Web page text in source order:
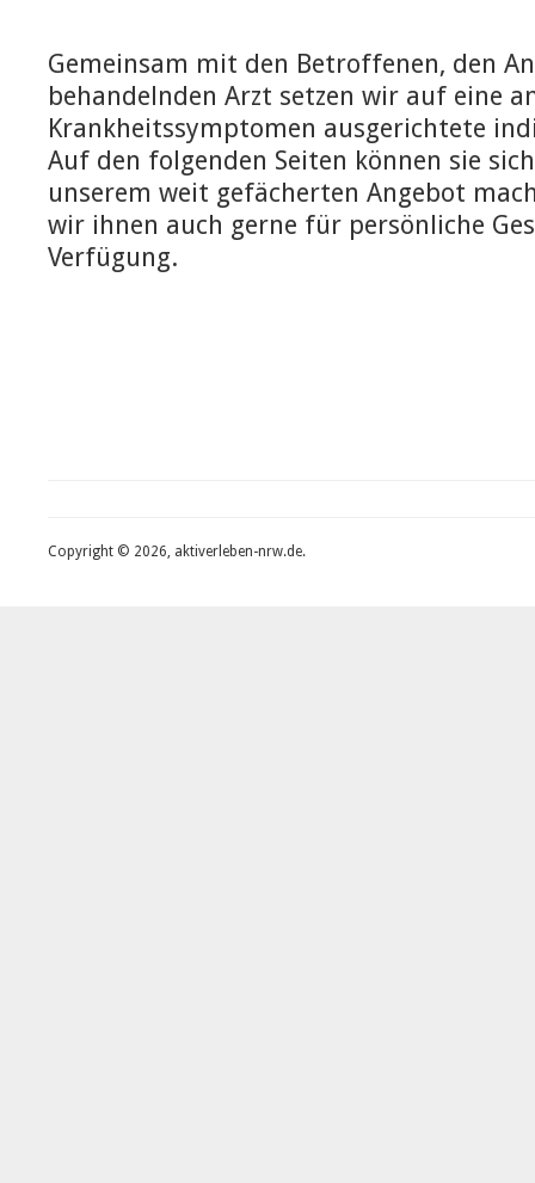
Gemeinsam mit den Betroffenen, den
behandelnden Arzt setzen wir auf eine
Krankheitssymptomen ausgerichtete
Auf den folgenden Seiten können sie
unserem weit gefächerten Angebot
wir ihnen auch gerne für persönliche
Verfügung.
Copyright © 2026, aktiverleben-nrw.de.